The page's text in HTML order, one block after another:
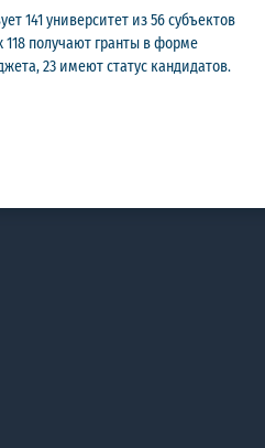
141 университет из 56 субъектов
получают гранты в форме
23 имеют статус кандидатов.